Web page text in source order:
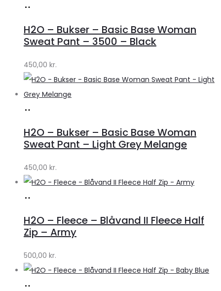
Lykke
Lykke
H2O – Bukser – Basic Base Woman
Sweat Pant – 3500 – Black
450,00 kr.
Lykke
Lykke
H2O – Bukser – Basic Base Woman
Sweat Pant – Light Grey Melange
450,00 kr.
Lykke
by
Lykke
H2O – Fleece – Blåvand II Fleece Half
Zip – Army
500,00 kr.